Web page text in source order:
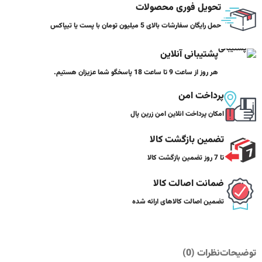
تحویل فوری محصولات
حمل رایگان سفارشات بالای 5 میلیون تومان با پست یا تیپاکس
پشتیبانی آنلاین
هر روز از ساعت 9 تا ساعت 18 پاسخگو شما عزیزان هستیم.
پرداخت امن
امکان پرداخت انلاین امن زرین پال
تضمین بازگشت کالا
تا 7 روز تضمین بازگشت کالا
ضمانت اصالت کالا
تضمین اصالت کالاهای ارائه شده
توضیحاتنظرات (0)